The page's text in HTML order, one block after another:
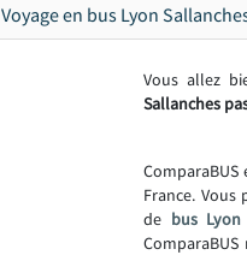
Voyage en bus Lyon
Vous allez
Sallanches
ComparaBUS
France.
de bus Lyon